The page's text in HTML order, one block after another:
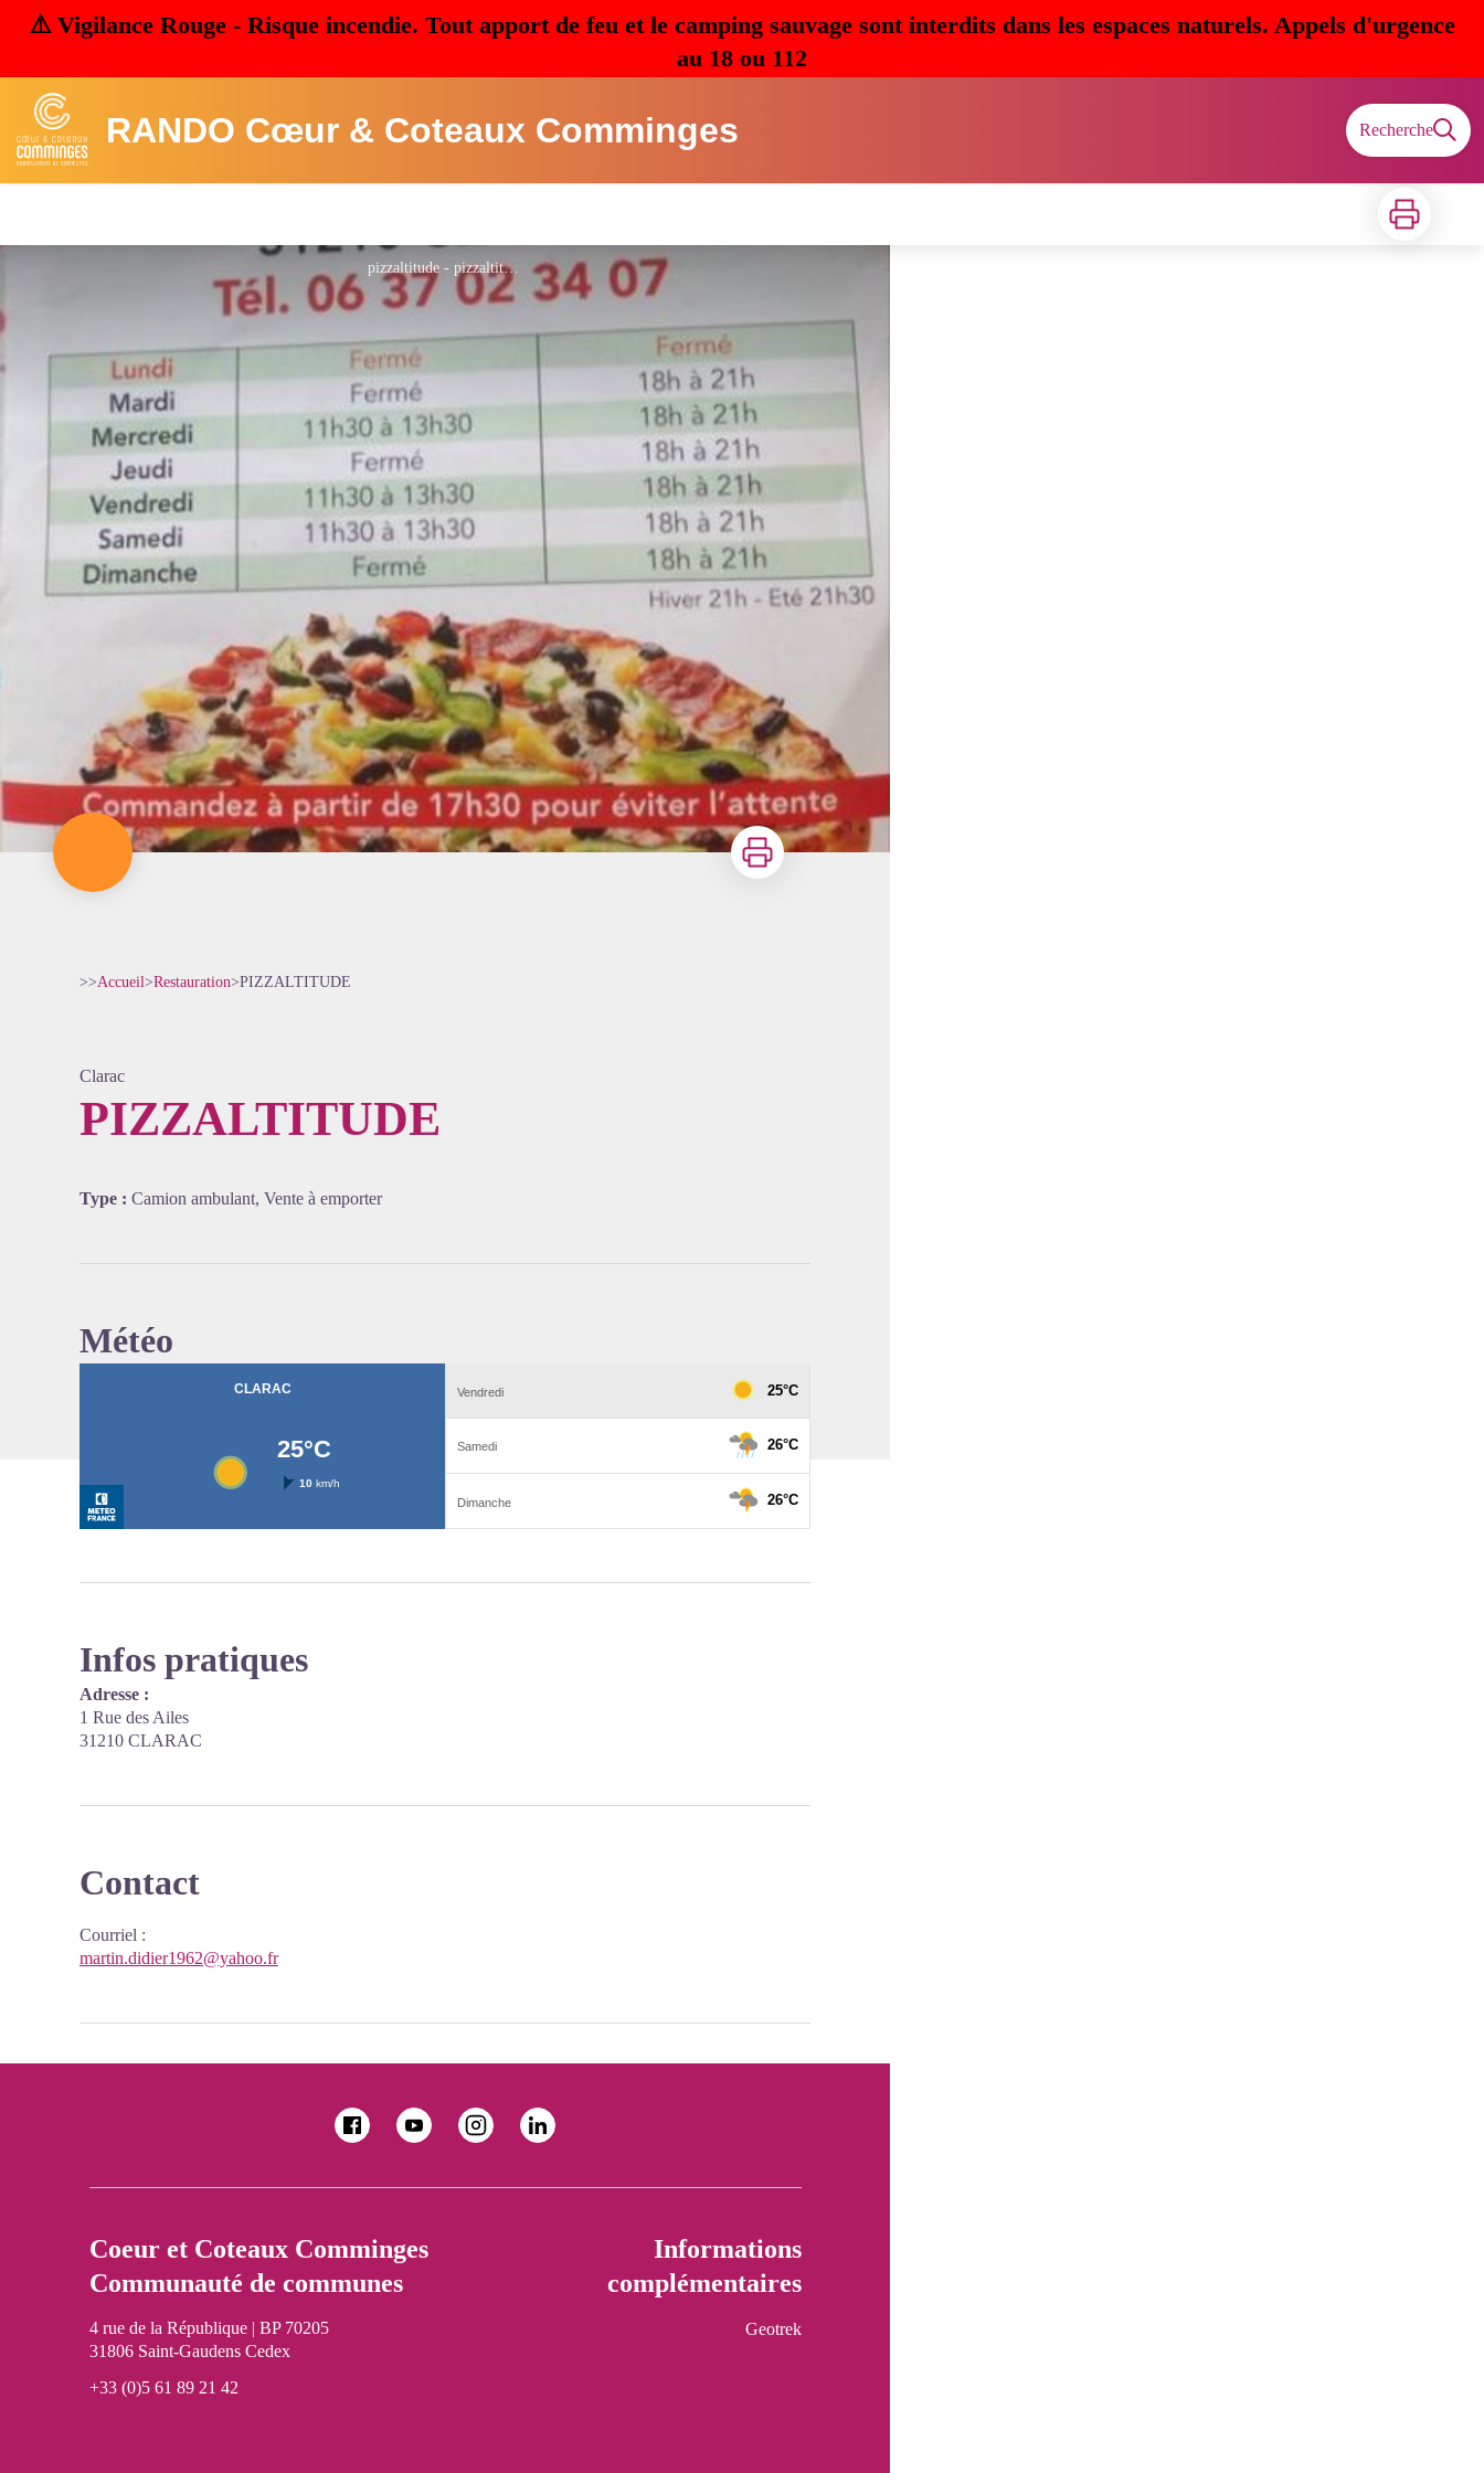
⚠️ Vigilance Rouge - Risque incendie. Tout apport de feu et le camping sauvage sont interdits dans les espaces naturels. Appels d'urgence
au 18 ou 112
RANDO Cœur & Coteaux Comminges Recherche
Imprimer
pizzaltitude - pizzaltitude
Imprimer
>>Accueil>Restauration>PIZZALTITUDE
Clarac
PIZZALTITUDE
Type : Camion ambulant, Vente à emporter
Météo
Infos pratiques
Adresse :
1 Rue des Ailes
31210 CLARAC
Contact
Courriel :
martin.didier1962@yahoo.fr
Coeur et Coteaux Comminges
Communauté de communes
4 rue de la République | BP 70205
31806 Saint-Gaudens Cedex
+33 (0)5 61 89 21 42
Informations
complémentaires
Geotrek